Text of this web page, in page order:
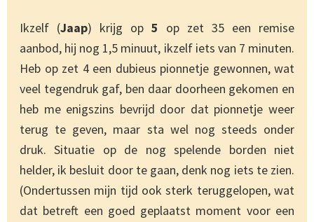
Ikzelf (Jaap) krijg op 5 op zet 35 een remise
aanbod, hij nog 1,5 minuut, ikzelf iets van 7 minuten.
Heb op zet 4 een dubieus pionnetje gewonnen, wat
veel tegendruk gaf, ben daar doorheen gekomen en
heb me enigszins bevrijd door dat pionnetje weer
terug te geven, maar sta wel nog steeds onder
druk. Situatie op de nog spelende borden niet
helder, ik besluit door te gaan, denk nog iets te zien.
(Ondertussen mijn tijd ook sterk teruggelopen, wat
dat betreft een goed geplaatst moment voor een